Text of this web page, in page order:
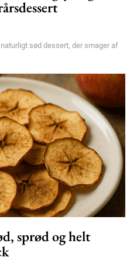
sød dessert, der smager af
sprød og helt